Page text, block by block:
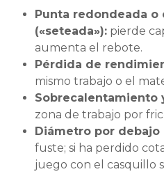
Punta redondeada o
(«seteada»): pierde
aumenta el rebote.
Pérdida de
mismo trabajo o el
Sobrecalentamiento
zona de trabajo por
Diámetro por
fuste; si ha perdido
juego con el casquillo